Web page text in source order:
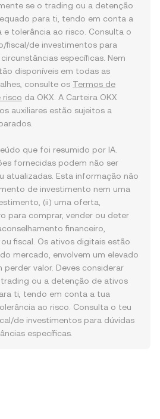
se o trading ou a detenção
para ti, tendo em conta a
e tolerância ao risco. Consulta o
fiscal/de investimentos para
específicas. Nem
disponíveis em todas as
consulte os Termos de
risco da OKX. A Carteira OKX
auxiliares estão sujeitos a
que foi resumido por IA.
fornecidas podem não ser
atualizadas. Esta informação não
de investimento nem uma
(ii) uma oferta,
para comprar, vender ou deter
financeiro,
fiscal. Os ativos digitais estão
mercado, envolvem um elevado
valor. Deves considerar
ou a detenção de ativos
ti, tendo em conta a tua
ao risco. Consulta o teu
de investimentos para dúvidas
específicas.